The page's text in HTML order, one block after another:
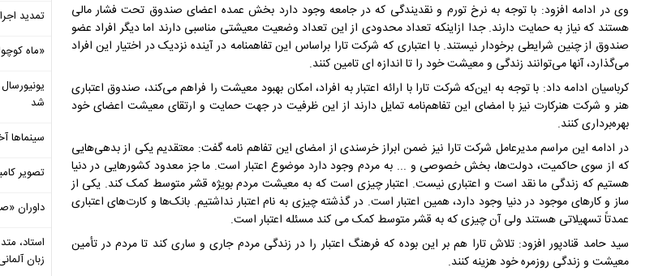
وی در ادامه افزود: با توجه به نرخ تورم و نقدیندگی که در جامعه وجود دارد بخش عمده اعضای صندوق تحت فشار مالی
هستند که نیاز به حمایت دارند. جدا ازاینکه تعداد محدودی از این تعداد وضعیت معیشتی مناسبی دارند اما دیگر افراد عضو
صندوق از چنین شرایطی برخودار نیستند. با اعتباری که شرکت تارا براساس این تفاهمنامه در آینده نزدیک در اختیار این افراد
می‌گذارد، آنها می‌توانند زندگی و معیشت خود را تا اندازه ای تامین کنند.
کرباسیان ادامه داد: با توجه به این‌که شرکت تارا با ارائه اعتبار به افراد، امکان بهبود معیشت را فراهم می‌کند، صندوق اعتباری
هنر و شرکت هنرکارت نیز با امضای این تفاهم‌نامه تمایل دارند از این ظرفیت در جهت حمایت و ارتقای معیشت اعضای خود
بهره‌برداری کنند.
در ادامه این مراسم مدیرعامل شرکت تارا نیز ضمن ابراز خرسندی از امضای این تفاهم نامه گفت: معتقدیم یکی از بدهی‌هایی
که از سوی حاکمیت، دولت‌ها، بخش خصوصی و ... به مردم وجود دارد موضوع اعتبار است. ما جز معدود کشورهایی در دنیا
هستیم که زندگی ما نقد است و اعتباری نیست. اعتبار چیزی است که به معیشت مردم بویژه قشر متوسط کمک کند. یکی از
ساز و کارهای موجود در دنیا وجود دارد، همین اعتبار است. در گذشته چیزی به نام اعتبار نداشتیم. بانک‌ها و کارت‌های اعتباری
عمدتاً تسهیلاتی هستند ولی آن چیزی که به قشر متوسط کمک می کند مسئله اعتبار است.
سید حامد قنادپور افزود: تلاش تارا هم بر این بوده که فرهنگ اعتبار را در زندگی مردم جاری و ساری کند تا مردم در تأمین
معیشت و زندگی روزمره خود هزینه کنند.
تمدید
«ماه
شد
سینماها
تصویر
داوران
استاد،
زبان